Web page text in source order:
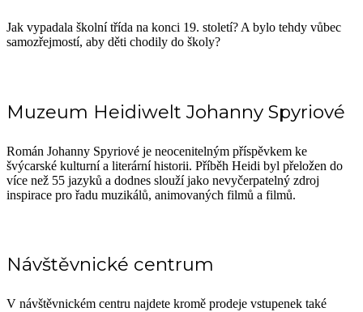
Jak vypadala školní třída na konci 19. století? A bylo tehdy vůbec
samozřejmostí, aby děti chodily do školy?
Muzeum Heidiwelt Johanny Spyriové
Román Johanny Spyriové je neocenitelným příspěvkem ke
švýcarské kulturní a literární historii. Příběh Heidi byl přeložen do
více než 55 jazyků a dodnes slouží jako nevyčerpatelný zdroj
inspirace pro řadu muzikálů, animovaných filmů a filmů.
Návštěvnické centrum
V návštěvnickém centru najdete kromě prodeje vstupenek také